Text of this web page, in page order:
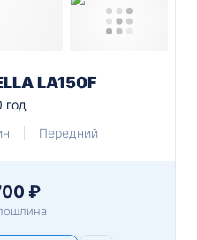
LA150F
год
Передний
₽